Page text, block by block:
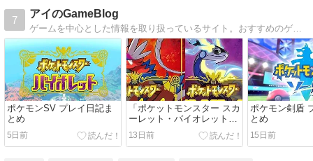
【動画】
7
アイのGameBlog
ゲームを中心とした情報を取り扱っているサイト。おすすめのゲームソフトやボードゲーム、ガジェットなどを紹介します。私と同じく「ゲームが好きな方」、「面白いゲームを探している方」のお役に立てれば幸いです。
ポケモンSV プレイ日記ま
とめ
5日前
「ポケットモンスター スカ
ーレット・バイオレット
（SV）」評価・レビュー
13日前
ポケモン剣盾
とめ
15日前